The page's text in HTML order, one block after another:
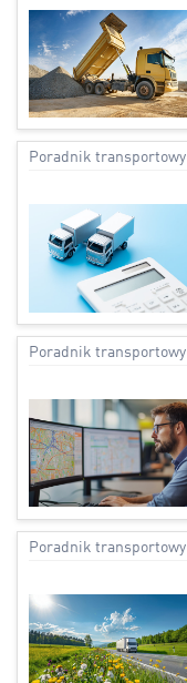
Poradnik transportowy
Poradnik transportowy
Poradnik transportowy